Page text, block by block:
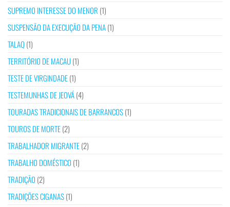
SUPREMO INTERESSE DO MENOR (1)
SUSPENSÃO DA EXECUÇÃO DA PENA(1)
TALAQ(1)
TERRITÓRIO DE MACAU(1)
TESTE DE VIRGINDADE(1)
TESTEMUNHAS DE JEOVÁ(4)
TOURADAS TRADICIONAIS DE BARRANCOS(1)
TOUROS DE MORTE(2)
TRABALHADOR MIGRANTE(2)
TRABALHO DOMÉSTICO (1)
TRADIÇÃO (2)
TRADIÇÕES CIGANAS(1)